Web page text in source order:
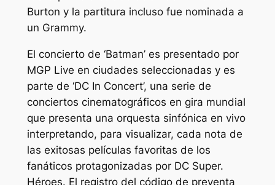
Burton y la partitura incluso fue nominada a
un Grammy.
El concierto de ‘Batman’ es presentado por
MGP Live en ciudades seleccionadas y es
parte de ‘DC In Concert’, una serie de
conciertos cinematográficos en gira mundial
que presenta una orquesta sinfónica en vivo
interpretando, para visualizar, cada nota de
las exitosas películas favoritas de los
fanáticos protagonizadas por DC Super.
Héroes. El registro del código de preventa